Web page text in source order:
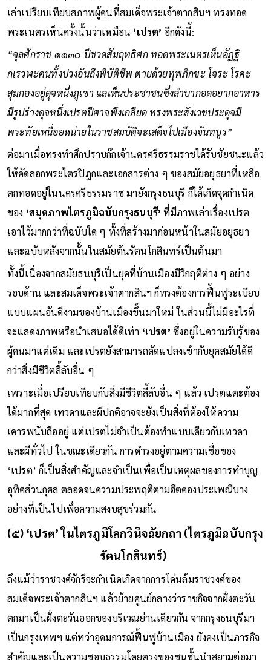
เล่าเปรียบเทียบสภาพผู้คนที่สมเด็จพระเจ้าตากสินฯ ทรงทอด
พระเนตรเห็นครั้งนั้นว่าเหมือน ‘เปรต’ อีกดังนี้:
“จุลศักราช ๑๑๓๐ ปีชวดสัมฤทธิศก ทอดพระเนตรเห็นอัฏฐิ
กเรวฬะคนทั้งปวงอันถึงพิบัติชีพ ตายด้วยทุพภิกขะ โจระ โรคะ
สุมกองอยู่ดุจหนึ่งภูเขา แลเห็นประชาชนซึ่งลำบากอดอยากอาหาร
มีรูปร่างดุจหนึ่งเปรตปีศาจพึงเกลียด ทรงพระสังเวชประดุจมี
พระทัยเหนื่อยหน่ายในราชสมบัติจะเสด็จไปเมืองจันทบูร”
ต่อมาเมื่อทรงทำศึกปราบก๊กเจ้านครศรีธรรมราชได้รับชัยชนะแล้ว
ให้คัดลอกพระไตรปิฎกและเอกสารต่าง ๆ ของสมัยอยุธยาที่เหลือ
ตกทอดอยู่ในนครศรีธรรมราช มายังกรุงธนบุรี ก็ได้เกิดจุดกำเนิด
ของ ‘สมุดภาพไตรภูมิฉบับกรุงธนบุรี’ที่มีภาพเล่าเรื่องเปรต
เอาไว้มากกว่าที่ฉบับใด ๆ ทั้งที่สร้างมาก่อนหน้าในสมัยอยุธยา
และฉบับหลังจากนั้นในสมัยต้นรัตนโกสินทร์เป็นต้นมา
ทั้งนี้เนื่องจากสมัยธนบุรีเป็นยุคที่บ้านเมืองมีวิกฤติต่าง ๆ อย่าง
รอบด้าน และสมเด็จพระเจ้าตากสินฯ ก็ทรงต้องการฟื้นฟูระเบียบ
แบบแผนอันดีงามของบ้านเมืองขึ้นมาใหม่ ในส่วนนี้ไม่มีอะไรที่
จะแสดงภาพหรือนำเสนอได้ดีเท่า ‘เปรต’ ซึ่งอยู่ในความรับรู้ของ
ผู้คนมาแต่เดิม และเปรตยังสามารถดัดแปลงเข้ากับยุคสมัยได้ดี
กว่าสิ่งมีชีวิตลี้ลับอื่น ๆ
เพราะเมื่อเปรียบเทียบกับสิ่งมีชีวิตลี้ลับอื่น ๆ แล้ว เปรตแตะต้อง
ได้มากที่สุด เทวดาและผีปกติอาจจะยังเป็นสิ่งที่ต้องให้ความ
เคารพนับถืออยู่ แต่เปรตไม่จำเป็นต้องทำแบบเดียวกับเทวดา
และผีทั่วไป ในขณะเดียวกัน การดำรงอยู่ตามความเชื่อของ
‘เปรต’ ก็เป็นสิ่งสำคัญและจำเป็นเพื่อเป็นเหตุผลของการทำบุญ
อุทิศส่วนกุศล ตลอดจนความประพฤติตามฮีตคองประเพณีบาง
อย่างที่เป็นไปเพื่อความสงบสุขร่วมกัน
(๕) ‘เปรต’ ในไตรภูมิโลกวินิจฉัยกถา (ไตรภูมิฉบับกรุง
รัตนโกสินทร์)
ถึงแม้ว่าราชวงศ์จักรีจะกำเนิดเกิดจากการโค่นล้มราชวงศ์ของ
สมเด็จพระเจ้าตากสินฯ แล้วย้ายศูนย์กลางว่าราชกิจจากฝั่งตะวัน
ตกมาเป็นฝั่งตะวันออกของบริเวณย่านเดียวกัน จากกรุงธนบุรีมา
เป็นกรุงเทพฯ แต่ทว่าอุดมการณ์ฟื้นฟูบ้านเมือง ยังคงเป็นภารกิจ
สำคัญและเป็นความชอบธรรมโดยตรงของชนชั้นนำสยามต่อมา